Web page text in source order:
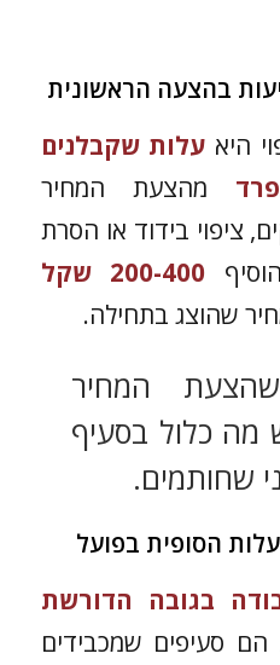
בהצעה הראשונית
היא עלות שקבלנים
מהצעת המחיר
ציפוי בידוד או הסרת
200-400 שקל
שהוצג בתחילה.
המחיר
מה כלול בסעיף
שחותמים.
הסופית בפועל
בגובה הדורשת
הם סעיפים שמכבידים